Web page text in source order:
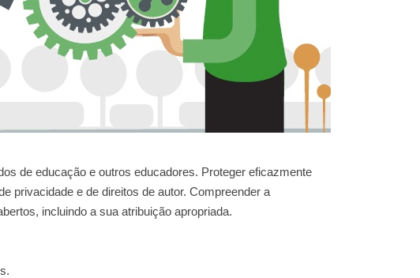
de educação e outros educadores. Proteger eficazmente
privacidade e de direitos de autor. Compreender a
incluindo a sua atribuição apropriada.